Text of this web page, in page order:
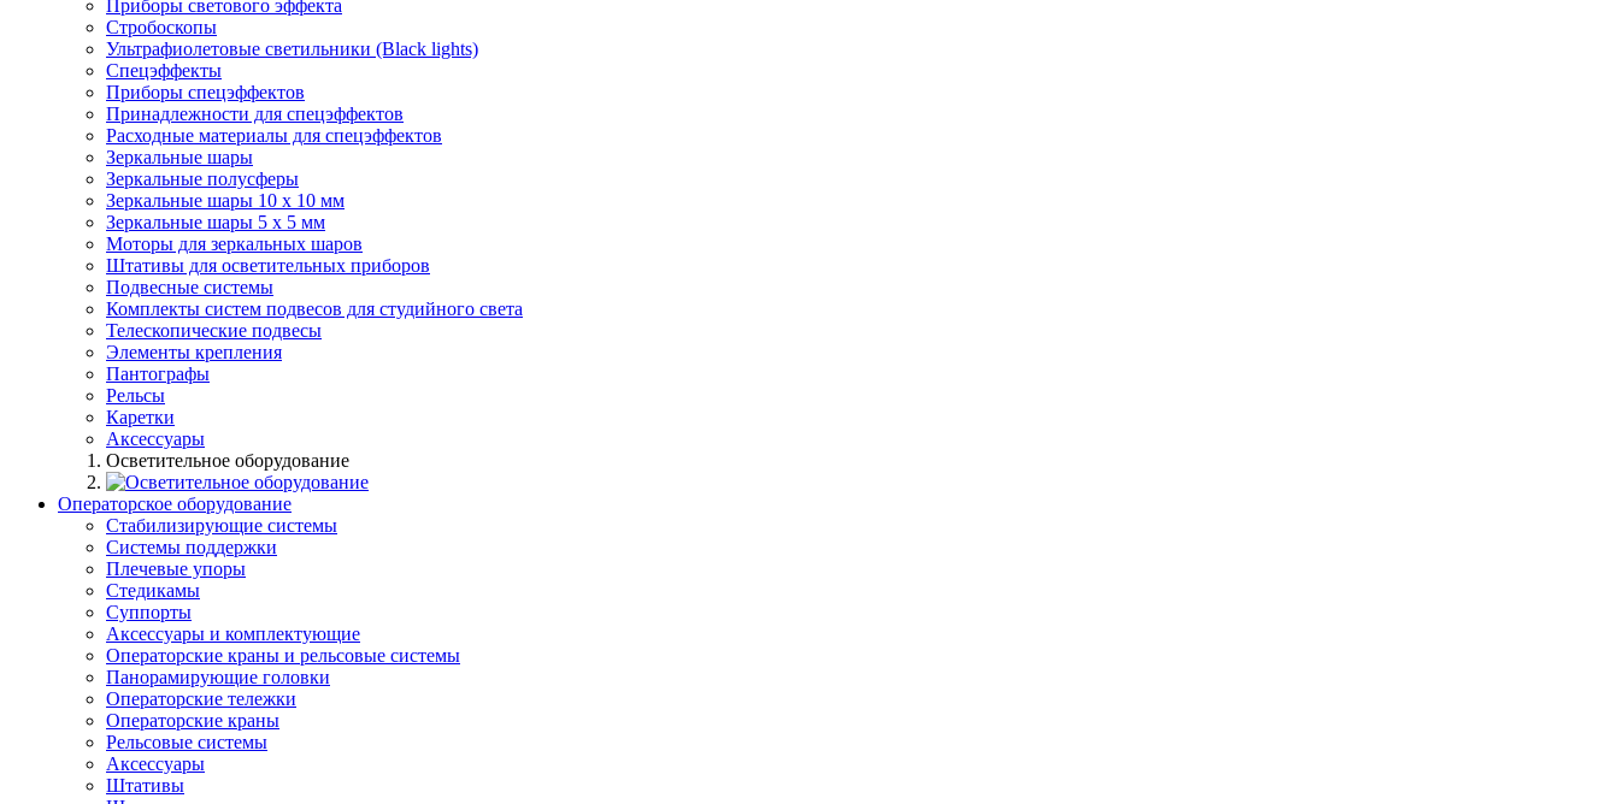
Приборы светового эффекта
Стробоскопы
Ультрафиолетовые светильники (Black lights)
Спецэффекты
Приборы спецэффектов
Принадлежности для спецэффектов
Расходные материалы для спецэффектов
Зеркальные шары
Зеркальные полусферы
Зеркальные шары 10 х 10 мм
Зеркальные шары 5 х 5 мм
Моторы для зеркальных шаров
Штативы для осветительных приборов
Подвесные системы
Комплекты систем подвесов для студийного света
Телескопические подвесы
Элементы крепления
Пантографы
Рельсы
Каретки
Аксессуары
Осветительное оборудование
Операторское оборудование
Стабилизирующие системы
Системы поддержки
Плечевые упоры
Стедикамы
Суппорты
Аксессуары и комплектующие
Операторские краны и рельсовые системы
Панорамирующие головки
Операторские тележки
Операторские краны
Рельсовые системы
Аксессуары
Штативы